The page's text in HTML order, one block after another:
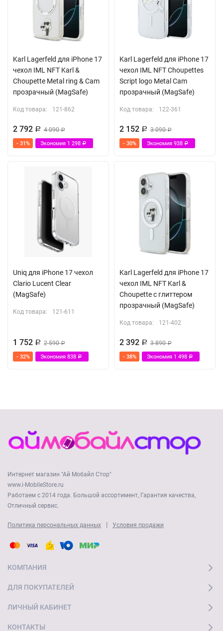
Karl Lagerfeld для iPhone 17
чехол IML NFT Karl &
Choupette Metal ring & Cam
прозрачный (MagSafe)
Код товара: 121-862
2 792 Р 4 090Р
- 31% Экономия 1 298 Р
Karl Lagerfeld для iPhone 17
чехол IML NFT Choupettes
Script logo Metal Cam
прозрачный (MagSafe)
Код товара: 122-361
2 152 Р 3 090Р
- 30% Экономия 938 Р
Uniq для iPhone 17 чехол
Clario Lucent Clear
(MagSafe)
Код товара: 121-611
1 752 Р 2 590Р
- 32% Экономия 838 Р
Karl Lagerfeld для iPhone 17
чехол IML NFT Karl &
Choupette с глиттером
прозрачный (MagSafe)
Код товара: 121-402
2 392 Р 3 890Р
- 38% Экономия 1 498 Р
Интернет магазин "Ай Мобайл Стор"
www.i-MobileStore.ru
Работаем с 2014 года. Большой ассортимент, Гарантия качества,
Отличный сервис.
Политика персональных данных | Условия продажи
КОМПАНИЯ
ДЛЯ ПОКУПАТЕЛЕЙ
ЛИЧНЫЙ КАБИНЕТ
КОНТАКТЫ